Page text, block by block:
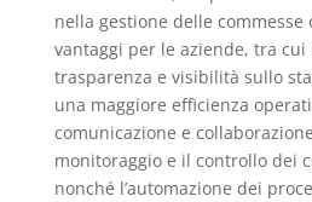
nella gestione delle commesse
vantaggi per le aziende, tra cui
trasparenza e visibilità sullo
una maggiore efficienza
comunicazione e
monitoraggio e il controllo dei
nonché l’automazione dei